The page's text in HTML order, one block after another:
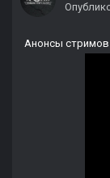
Анонсы стримов